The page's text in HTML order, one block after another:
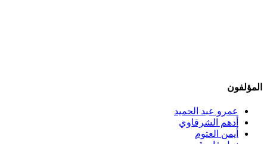
المؤلفون
عمرو عبد الحميد
أدهم الشرقاوي
أيمن العتوم